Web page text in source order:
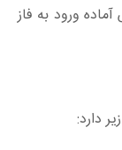
ورود به فاز
دارد: